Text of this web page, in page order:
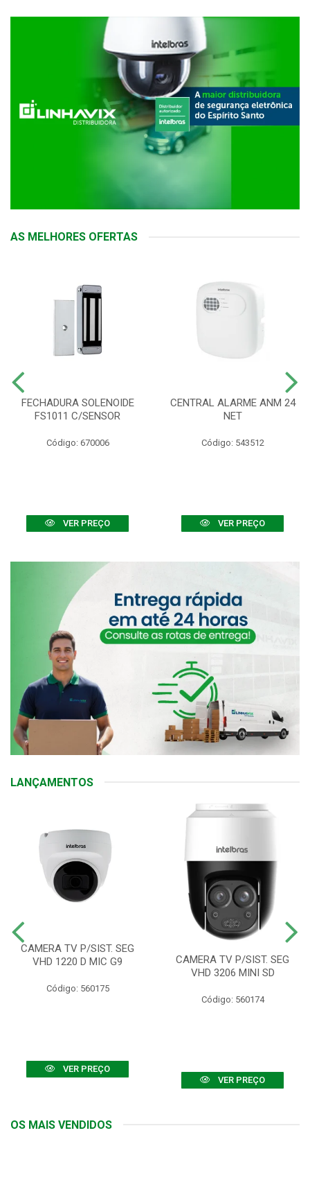
AS MELHORES OFERTAS
FECHADURA SOLENOIDE
FS1011 C/SENSOR
Código: 670006
VER PREÇO
CENTRAL ALARME ANM 24
NET
Código: 543512
VER PREÇO
LANÇAMENTOS
CAMERA TV P/SIST. SEG
VHD 1220 D MIC G9
Código: 560175
VER PREÇO
CAMERA TV P/SIST. SEG
VHD 3206 MINI SD
Código: 560174
VER PREÇO
OS MAIS VENDIDOS